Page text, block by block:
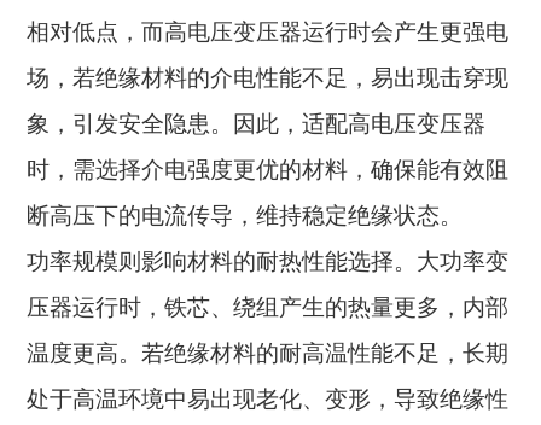
相对低点，而高电压变压器运行时会产生更强电
场，若绝缘材料的介电性能不足，易出现击穿现
象，引发安全隐患。因此，适配高电压变压器
时，需选择介电强度更优的材料，确保能有效阻
断高压下的电流传导，维持稳定绝缘状态。
功率规模则影响材料的耐热性能选择。大功率变
压器运行时，铁芯、绕组产生的热量更多，内部
温度更高。若绝缘材料的耐高温性能不足，长期
处于高温环境中易出现老化、变形，导致绝缘性